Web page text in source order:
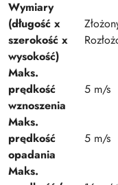
Wymiary
(długość x
szerokość x
wysokość)
Maks.
prędkość
wznoszenia
5 m/s
Maks.
prędkość
opadania
5 m/s
Maks.